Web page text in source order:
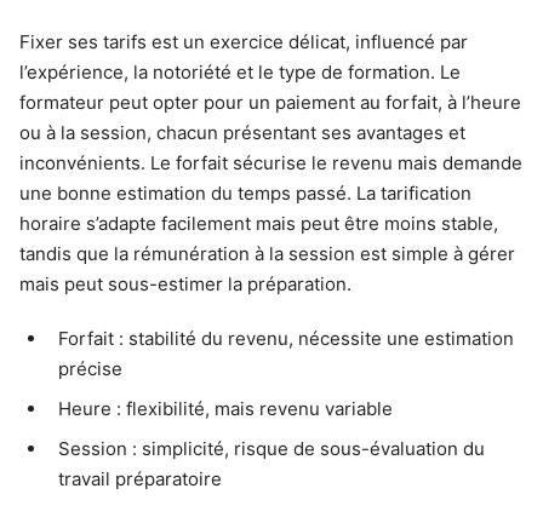
Fixer ses tarifs est un exercice délicat, influencé par
l’expérience, la notoriété et le type de formation. Le
formateur peut opter pour un paiement au forfait, à l’heure
ou à la session, chacun présentant ses avantages et
inconvénients. Le forfait sécurise le revenu mais demande
une bonne estimation du temps passé. La tarification
horaire s’adapte facilement mais peut être moins stable,
tandis que la rémunération à la session est simple à gérer
mais peut sous-estimer la préparation.
Forfait : stabilité du revenu, nécessite une estimation
précise
Heure : flexibilité, mais revenu variable
Session : simplicité, risque de sous-évaluation du
travail préparatoire